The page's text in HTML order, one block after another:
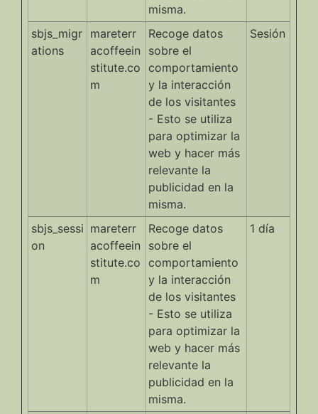
misma.
sbjs_migr
ations
mareterr
acoffeein
stitute.co
m
Recoge datos
sobre el
comportamiento
y la interacción
de los visitantes
- Esto se utiliza
para optimizar la
web y hacer más
relevante la
publicidad en la
misma.
Sesión
sbjs_sessi
on
mareterr
acoffeein
stitute.co
m
Recoge datos
sobre el
comportamiento
y la interacción
de los visitantes
- Esto se utiliza
para optimizar la
web y hacer más
relevante la
publicidad en la
misma.
1 día